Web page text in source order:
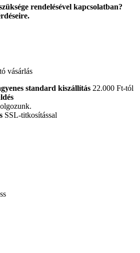
rendelésével kapcsolatban?
vásárlás
standard kiszállítás 22.000 Ft-tól
SSL-titkosítással